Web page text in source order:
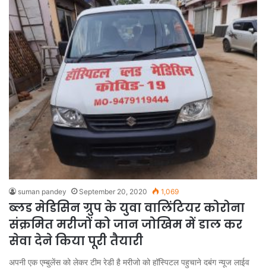
suman pandey September 20, 2020 1,069
ब्लड मेडिसिन ग्रुप के युवा वालिंटियर कोरोना
संक्रमित मरीजों को जान जोखिम में डाल कर
सेवा देने किया पूरी तैयारी
अपनी एक एम्बुलेंस को लेकर टीम रेडी है मरीजो को हॉस्पिटल पहुचाने दबंग न्यूज लाईव